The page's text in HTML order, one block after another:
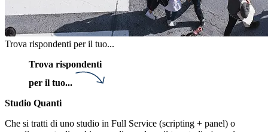
Trova rispondenti per il tuo...
Trova rispondenti
per il tuo...
Studio Quanti
Che si tratti di uno studio in Full Service (scripting + panel) o